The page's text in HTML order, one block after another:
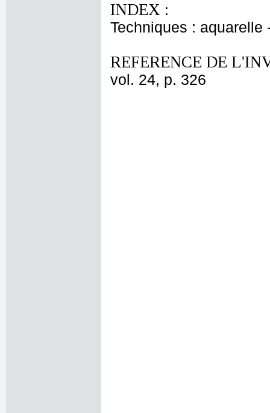
INDEX :
Techniques : aquarelle
REFERENCE DE
vol. 24, p. 326